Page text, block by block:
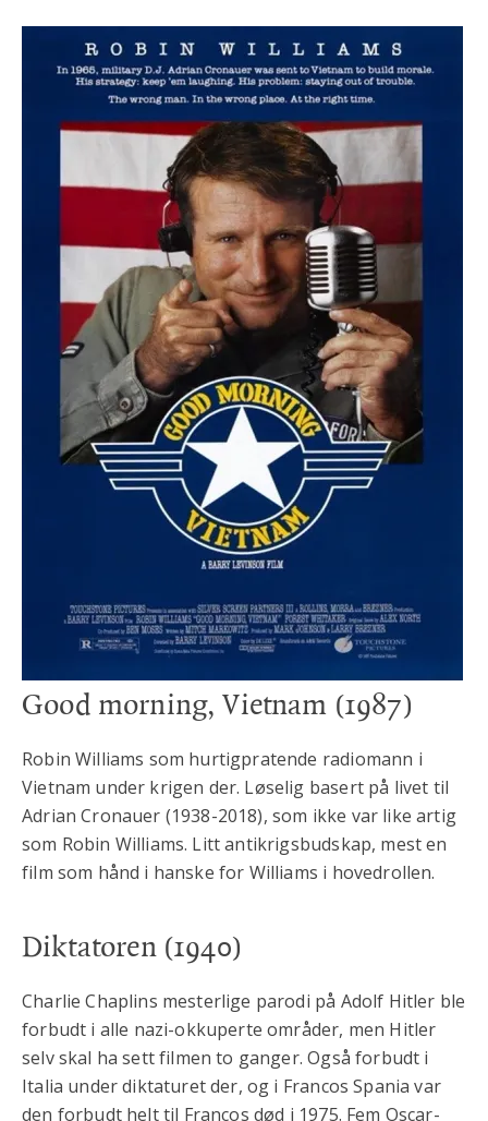
Good morning, Vietnam (1987)
Robin Williams som hurtigpratende radiomann i
Vietnam under krigen der. Løselig basert på livet til
Adrian Cronauer (1938-2018), som ikke var like artig
som Robin Williams. Litt antikrigsbudskap, mest en
film som hånd i hanske for Williams i hovedrollen.
Diktatoren (1940)
Charlie Chaplins mesterlige parodi på Adolf Hitler ble
forbudt i alle nazi-okkuperte områder, men Hitler
selv skal ha sett filmen to ganger. Også forbudt i
Italia under diktaturet der, og i Francos Spania var
den forbudt helt til Francos død i 1975. Fem Oscar-